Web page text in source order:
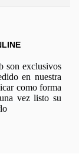
son exclusivos
en nuestra
como forma
vez listo su